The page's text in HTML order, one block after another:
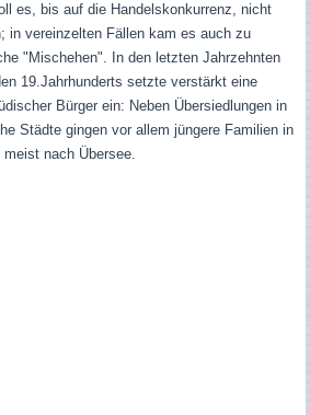
es, bis auf die Handelskonkurrenz, nicht
in vereinzelten Fällen kam es auch zu
"Mischehen". In den letzten Jahrzehnten
19.Jahrhunderts setzte verstärkt eine
Bürger ein: Neben Übersiedlungen in
Städte gingen vor allem jüngere Familien in
nach Übersee.